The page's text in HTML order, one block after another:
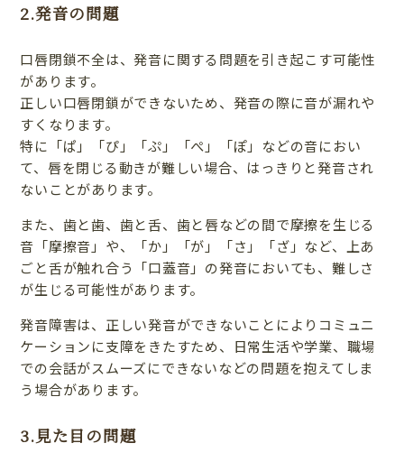
2.発音の問題
口唇閉鎖不全は、発音に関する問題を引き起こす可能性
があります。
正しい口唇閉鎖ができないため、発音の際に音が漏れや
すくなります。
特に「ぱ」「ぴ」「ぷ」「ぺ」「ぽ」などの音におい
て、唇を閉じる動きが難しい場合、はっきりと発音され
ないことがあります。
また、歯と歯、歯と舌、歯と唇などの間で摩擦を生じる
音「摩擦音」や、「か」「が」「さ」「ざ」など、上あ
ごと舌が触れ合う「口蓋音」の発音においても、難しさ
が生じる可能性があります。
発音障害は、正しい発音ができないことによりコミュニ
ケーションに支障をきたすため、日常生活や学業、職場
での会話がスムーズにできないなどの問題を抱えてしま
う場合があります。
3.見た目の問題